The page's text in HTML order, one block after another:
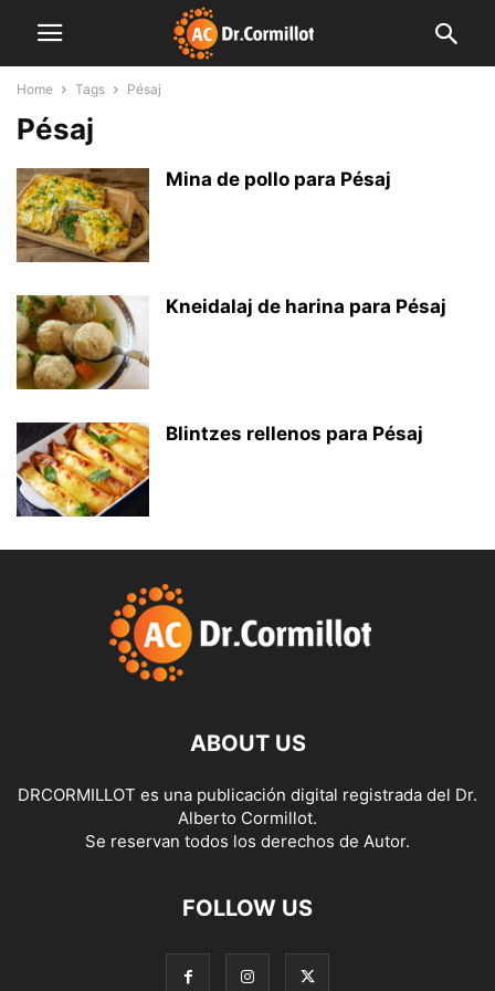
Home Tags Pésaj
Pésaj
Mina de pollo para Pésaj
Kneidalaj de harina para Pésaj
Blintzes rellenos para Pésaj
ABOUT US
DRCORMILLOT es una publicación digital registrada del Dr.
Alberto Cormillot.
Se reservan todos los derechos de Autor.
FOLLOW US